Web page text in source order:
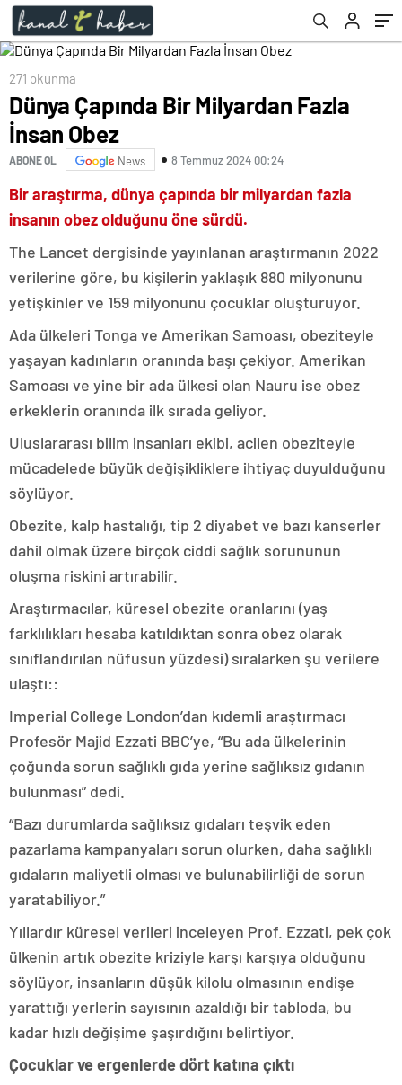
271 okunma
Dünya Çapında Bir Milyardan Fazla
İnsan Obez
ABONE OL News 8 Temmuz 2024 00:24
Bir araştırma, dünya çapında bir milyardan fazla
insanın obez olduğunu öne sürdü.
The Lancet dergisinde yayınlanan araştırmanın 2022
verilerine göre, bu kişilerin yaklaşık 880 milyonunu
yetişkinler ve 159 milyonunu çocuklar oluşturuyor.
Ada ülkeleri Tonga ve Amerikan Samoası, obeziteyle
yaşayan kadınların oranında başı çekiyor. Amerikan
Samoası ve yine bir ada ülkesi olan Nauru ise obez
erkeklerin oranında ilk sırada geliyor.
Uluslararası bilim insanları ekibi, acilen obeziteyle
mücadelede büyük değişikliklere ihtiyaç duyulduğunu
söylüyor.
Obezite, kalp hastalığı, tip 2 diyabet ve bazı kanserler
dahil olmak üzere birçok ciddi sağlık sorununun
oluşma riskini artırabilir.
Araştırmacılar, küresel obezite oranlarını (yaş
farklılıkları hesaba katıldıktan sonra obez olarak
sınıflandırılan nüfusun yüzdesi) sıralarken şu verilere
ulaştı::
Imperial College London’dan kıdemli araştırmacı
Profesör Majid Ezzati BBC’ye, “Bu ada ülkelerinin
çoğunda sorun sağlıklı gıda yerine sağlıksız gıdanın
bulunması” dedi.
“Bazı durumlarda sağlıksız gıdaları teşvik eden
pazarlama kampanyaları sorun olurken, daha sağlıklı
gıdaların maliyetli olması ve bulunabilirliği de sorun
yaratabiliyor.”
Yıllardır küresel verileri inceleyen Prof. Ezzati, pek çok
ülkenin artık obezite kriziyle karşı karşıya olduğunu
söylüyor, insanların düşük kilolu olmasının endişe
yarattığı yerlerin sayısının azaldığı bir tabloda, bu
kadar hızlı değişime şaşırdığını belirtiyor.
Çocuklar ve ergenlerde dört katına çıktı